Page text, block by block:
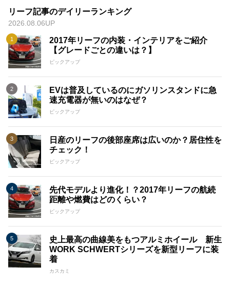
リーフ記事のデイリーランキング
2026.08.06UP
2017年リーフの内装・インテリアをご紹介
【グレードごとの違いは？】
ピックアップ
EVは普及しているのにガソリンスタンドに急
速充電器が無いのはなぜ？
ピックアップ
日産のリーフの後部座席は広いのか？居住性を
チェック！
ピックアップ
先代モデルより進化！？2017年リーフの航続
距離や燃費はどのくらい？
ピックアップ
史上最高の曲線美をもつアルミホイール 新生
WORK SCHWERTシリーズを新型リーフに装
着
カスカミ